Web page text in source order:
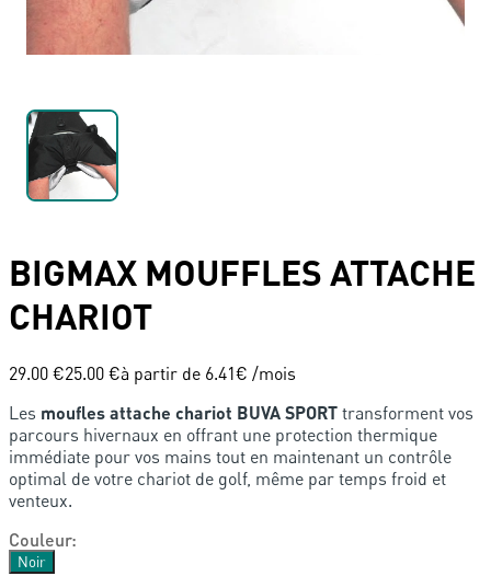
BIGMAX MOUFFLES ATTACHE
CHARIOT
29.00 €25.00 €à partir de 6.41€ /mois
Les moufles attache chariot BUVA SPORT transforment vos
parcours hivernaux en offrant une protection thermique
immédiate pour vos mains tout en maintenant un contrôle
optimal de votre chariot de golf, même par temps froid et
venteux.
Couleur:
Noir